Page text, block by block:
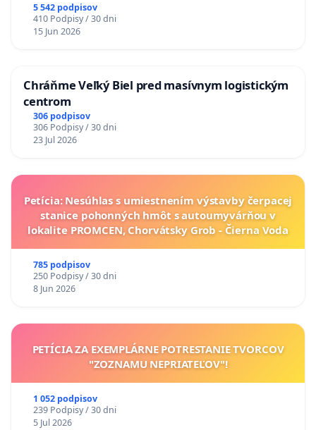
5 542 podpisov
410 Podpisy / 30 dni
15 Jun 2026
Chráňme Veľký Biel pred masívnym logistickým
centrom
306 podpisov
306 Podpisy / 30 dni
23 Jul 2026
Petícia: Nesúhlas s umiestnením výstavby čerpacej
stanice pohonných hmôt s autoumyvárňou v
lokalite PROMCEN, Chorvátsky Grob - Čierna Voda
785 podpisov
250 Podpisy / 30 dni
8 Jun 2026
PETÍCIA ZA EXEMPLÁRNE POTRESTANIE TVORCOV
"ZOZNAMU NEPRIATEĽOV"!
1 052 podpisov
239 Podpisy / 30 dni
5 Jul 2026